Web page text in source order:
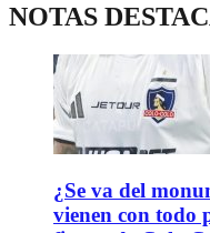
NOTAS
¿Se va del
vienen con todo